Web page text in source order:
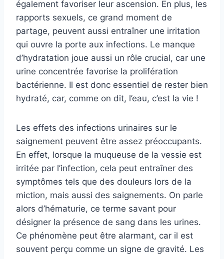
également favoriser leur ascension. En plus, les
rapports sexuels, ce grand moment de
partage, peuvent aussi entraîner une irritation
qui ouvre la porte aux infections. Le manque
d’hydratation joue aussi un rôle crucial, car une
urine concentrée favorise la prolifération
bactérienne. Il est donc essentiel de rester bien
hydraté, car, comme on dit, l’eau, c’est la vie !
Les effets des infections urinaires sur le
saignement peuvent être assez préoccupants.
En effet, lorsque la muqueuse de la vessie est
irritée par l’infection, cela peut entraîner des
symptômes tels que des douleurs lors de la
miction, mais aussi des saignements. On parle
alors d’hématurie, ce terme savant pour
désigner la présence de sang dans les urines.
Ce phénomène peut être alarmant, car il est
souvent perçu comme un signe de gravité. Les